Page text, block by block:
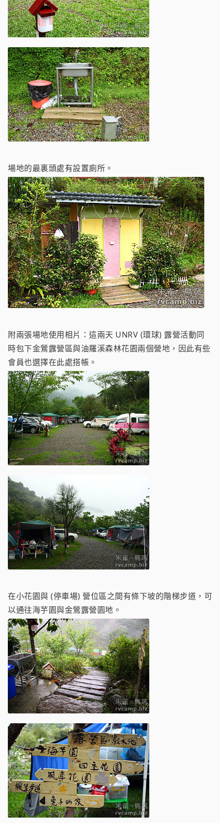
場地的最裏頭處有設置廁所。
附兩張場地使用相片：這兩天 UNRV (環球) 露營活動同
時包下金鶯露營區與油羅溪森林花園兩個營地，因此有些
會員也選擇在此處搭帳。
在小花園與 (停車場) 營位區之間有條下坡的階梯步道，可
以通往海芋園與金鶯露營園地。